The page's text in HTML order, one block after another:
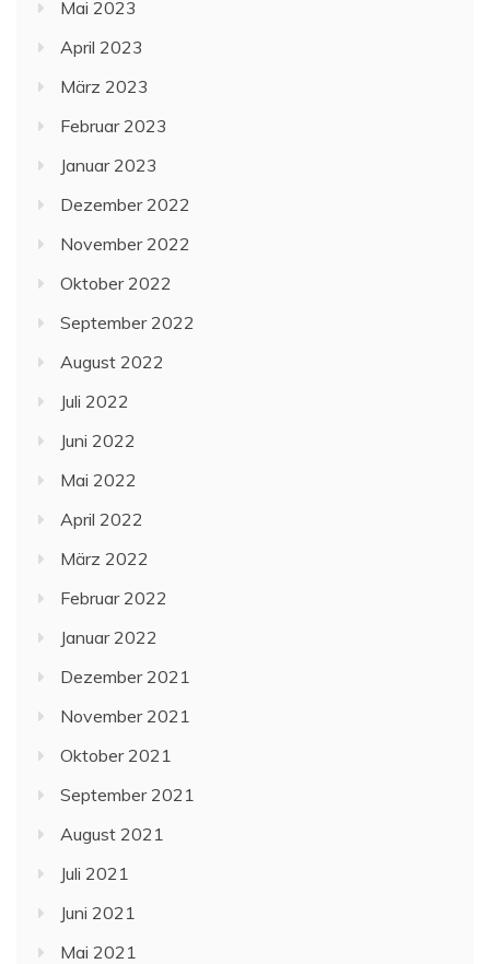
Mai 2023
April 2023
März 2023
Februar 2023
Januar 2023
Dezember 2022
November 2022
Oktober 2022
September 2022
August 2022
Juli 2022
Juni 2022
Mai 2022
April 2022
März 2022
Februar 2022
Januar 2022
Dezember 2021
November 2021
Oktober 2021
September 2021
August 2021
Juli 2021
Juni 2021
Mai 2021